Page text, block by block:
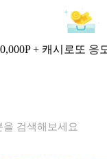
+ 캐시로또 응
검색해보세요